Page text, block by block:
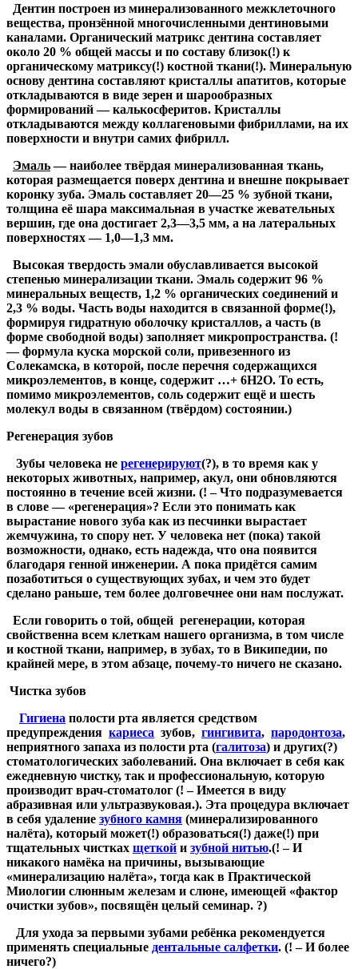
Дентин построен из минерализованного межклеточного
вещества, пронзённой многочисленными дентиновыми
каналами. Органический матрикс дентина составляет
около 20 % общей массы и по составу близок(!) к
органическому матриксу(!) костной ткани(!). Минеральную
основу дентина составляют кристаллы апатитов, которые
откладываются в виде зерен и шарообразных
формирований — калькосферитов. Кристаллы
откладываются между коллагеновыми фибриллами, на их
поверхности и внутри самих фибрилл.
Эмаль— наиболее твёрдая минерализованная ткань,
которая размещается поверх дентина и внешне покрывает
коронку зуба. Эмаль составляет 20—25 % зубной ткани,
толщина её шара максимальная в участке жевательных
вершин, где она достигает 2,3—3,5 мм, а на латеральных
поверхностях — 1,0—1,3 мм.
Высокая твердость эмали обуславливается высокой
степенью минерализации ткани. Эмаль содержит 96 %
минеральных веществ, 1,2 % органических соединений и
2,3 % воды. Часть воды находится в связанной форме(!),
формируя гидратную оболочку кристаллов, а часть (в
форме свободной воды) заполняет микропространства. (!
— формула куска морской соли, привезенного из
Солекамска, в которой, после перечня содержащихся
микроэлементов, в конце, содержит …+ 6Н2О. То есть,
помимо микроэлементов, соль содержит ещё и шесть
молекул воды в связанном (твёрдом) состоянии.)
Регенерация зубов
Зубы человека не регенерируют(?), в то время как у
некоторых животных, например, акул, они обновляются
постоянно в течение всей жизни. (! – Что подразумевается
в слове — «регенерация»? Если это понимать как
вырастание нового зуба как из песчинки вырастает
жемчужина, то спору нет. У человека нет (пока) такой
возможности, однако, есть надежда, что она появится
благодаря генной инженерии. А пока придётся самим
позаботиться о существующих зубах, и чем это будет
сделано раньше, тем более долговечнее они нам послужат.
Если говорить о той, общей регенерации, которая
свойственна всем клеткам нашего организма, в том числе
и костной ткани, например, в зубах, то в Википедии, по
крайней мере, в этом абзаце, почему-то ничего не сказано.
Чистка зубов
Гигиена полости рта является средством
предупреждения кариеса зубов, гингивита, пародонтоза,
неприятного запаха из полости рта (галитоза) и других(?)
стоматологических заболеваний. Она включает в себя как
ежедневную чистку, так и профессиональную, которую
производит врач-стоматолог (! – Имеется в виду
абразивная или ультразвуковая.). Эта процедура включает
в себя удаление зубного камня (минерализированного
налёта), который может(!) образоваться(!) даже(!) при
тщательных чистках щеткой и зубной нитью.(! – И
никакого намёка на причины, вызывающие
«минерализацию налёта», тогда как в Практической
Миологии слюнным железам и слюне, имеющей «фактор
очистки зубов», посвящён целый семинар. ?)
Для ухода за первыми зубами ребёнка рекомендуется
применять специальные дентальные салфетки. (! – И более
ничего?)